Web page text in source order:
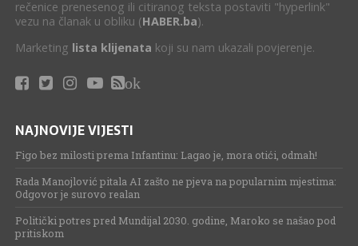
rečenice prenesenog ili citiranog teksta postaviti "hyperlink"
vezu na članak u obliku (HABER.ba).
Marketing lista klijenata koji su nam ukazali povjerenje.
ok
NAJNOVIJE VIJESTI
Figo bez milosti prema Infantinu: Lagao je, mora otići, odmah!
Rada Manojlović pitala AI zašto ne pjeva na popularnim mjestima:
Odgovor je surovo realan
Politički potres pred Mundijal 2030. godine, Maroko se našao pod
pritiskom